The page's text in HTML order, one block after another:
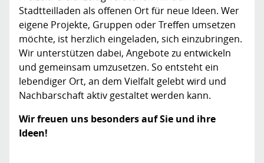
Stadtteilladen als offenen Ort für neue Ideen. Wer
eigene Projekte, Gruppen oder Treffen umsetzen
möchte, ist herzlich eingeladen, sich einzubringen.
Wir unterstützen dabei, Angebote zu entwickeln
und gemeinsam umzusetzen. So entsteht ein
lebendiger Ort, an dem Vielfalt gelebt wird und
Nachbarschaft aktiv gestaltet werden kann.
Wir freuen uns besonders auf Sie und ihre
Ideen!